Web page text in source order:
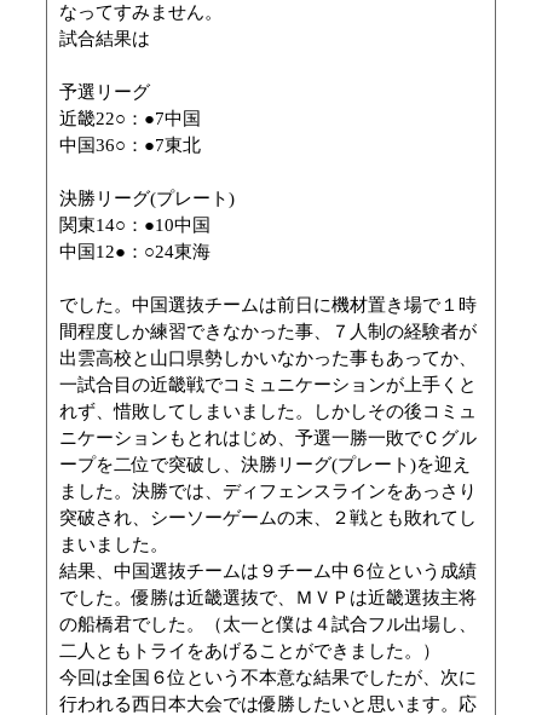
なってすみません。
試合結果は
予選リーグ
近畿22○：●7中国
中国36○：●7東北
決勝リーグ(プレート)
関東14○：●10中国
中国12●：○24東海
でした。中国選抜チームは前日に機材置き場で１時
間程度しか練習できなかった事、７人制の経験者が
出雲高校と山口県勢しかいなかった事もあってか、
一試合目の近畿戦でコミュニケーションが上手くと
れず、惜敗してしまいました。しかしその後コミュ
ニケーションもとれはじめ、予選一勝一敗でＣグル
ープを二位で突破し、決勝リーグ(プレート)を迎え
ました。決勝では、ディフェンスラインをあっさり
突破され、シーソーゲームの末、２戦とも敗れてし
まいました。
結果、中国選抜チームは９チーム中６位という成績
でした。優勝は近畿選抜で、ＭＶＰは近畿選抜主将
の船橋君でした。（太一と僕は４試合フル出場し、
二人ともトライをあげることができました。）
今回は全国６位という不本意な結果でしたが、次に
行われる西日本大会では優勝したいと思います。応